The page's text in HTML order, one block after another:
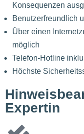
Konsequenzen
Benutzerfreundlich
Über einen
möglich
Telefon-Hotline
Höchste
Expertin